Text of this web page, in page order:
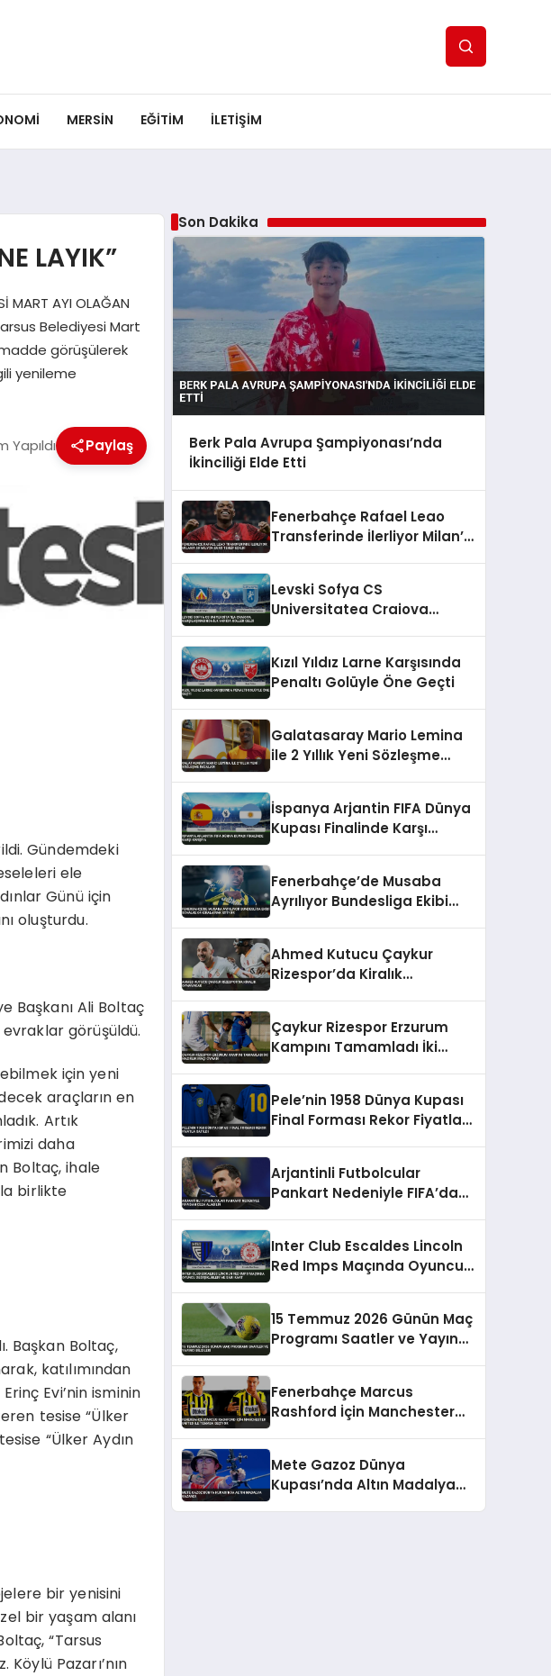
MERSIN EĞITIM İLETIŞIM
LAYIK”
MART AYI OLAĞAN
Tarsus Belediyesi Mart
görüşülerek
yenileme
Yapıldı Paylaş
Gündemdeki
ele
Günü için
oluşturdu.
Başkanı Ali Boltaç
görüşüldü.
için yeni
araçların en
Artık
daha
Boltaç, ihale
birlikte
Başkan Boltaç,
katılımından
Evi’nin isminin
tesise “Ülker
“Ülker Aydın
bir yenisini
bir yaşam alanı
“Tarsus
Pazarı’nın
Son Dakika
Berk Pala Avrupa Şampiyonası’nda
İkinciliği Elde Etti
Fenerbahçe Rafael Leao
Transferinde İlerliyor Milan’a
Levski Sofya CS
Universitatea Craiova
Kızıl Yıldız Larne Karşısında
Penaltı Golüyle Öne Geçti
Galatasaray Mario Lemina
ile 2 Yıllık Yeni Sözleşme
İspanya Arjantin FIFA Dünya
Kupası Finalinde Karşı
Fenerbahçe’de Musaba
Ayrılıyor Bundesliga Ekibi
Ahmed Kutucu Çaykur
Rizespor’da Kiralık
Çaykur Rizespor Erzurum
Kampını Tamamladı İki
Pele’nin 1958 Dünya Kupası
Final Forması Rekor Fiyatla
Arjantinli Futbolcular
Pankart Nedeniyle FIFA’dan
Inter Club Escaldes Lincoln
Red Imps Maçında Oyuncu
15 Temmuz 2026 Günün Maç
Programı Saatler ve Yayıncı
Fenerbahçe Marcus
Rashford İçin Manchester
Mete Gazoz Dünya
Kupası’nda Altın Madalya